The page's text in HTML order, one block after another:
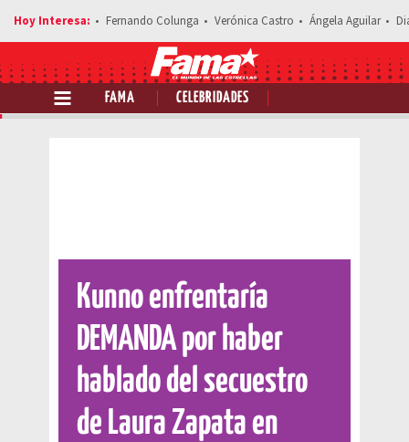
Fernando Colunga Verónica Castro Ángela Aguilar
FAMA CELEBRIDADES
Comparte esta noticia
Kunno enfrentaría
DEMANDA por haber
hablado del secuestro
de Laura Zapata en